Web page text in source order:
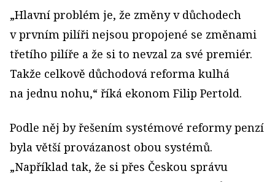
„Hlavní problém je, že změny v důchodech
v prvním pilíři nejsou propojené se změnami
třetího pilíře a že si to nevzal za své premiér.
Takže celkově důchodová reforma kulhá
na jednu nohu,“ říká ekonom Filip Pertold.
Podle něj by řešením systémové reformy penzí
byla větší provázanost obou systémů.
„Například tak, že si přes Českou správu